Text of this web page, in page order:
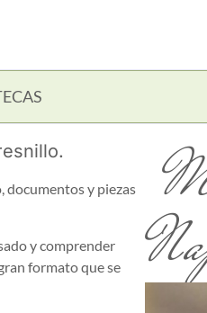
documentos y piezas
y comprender
formato que se